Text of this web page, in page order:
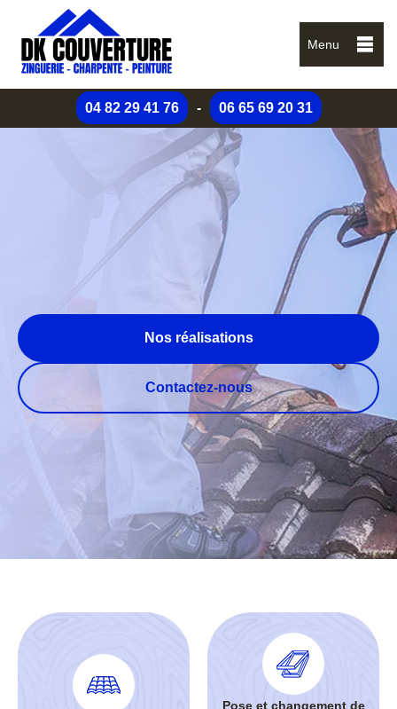
Menu
04 82 29 41 76 - 06 65 69 20 31
Nos réalisations
Contactez-nous
Pose et changement de